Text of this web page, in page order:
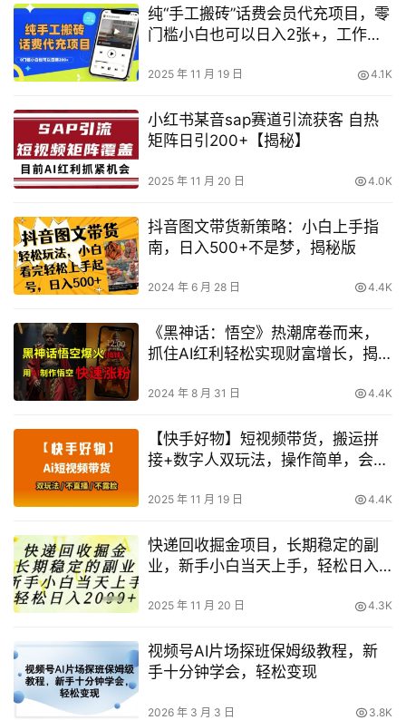
纯“手工搬砖”话费会员代充项目，零
门槛小白也可以日入2张+，工作室
2025 年 11 月 19 日 4.1K
小红书某音sap赛道引流获客 自热
矩阵日引200+【揭秘】
2025 年 11 月 20 日 4.0K
抖音图文带货新策略：小白上手指
南，日入500+不是梦，揭秘版
2024 年 6 月 28 日 4.4K
《黑神话：悟空》热潮席卷而来，
抓住AI红利轻松实现财富增长，揭
2024 年 8 月 31 日 4.4K
【快手好物】短视频带货，搬运拼
接+数字人双玩法，操作简单，会玩
2025 年 11 月 19 日 4.4K
快递回收掘金项目，长期稳定的副
业，新手小白当天上手，轻松日入
2025 年 11 月 20 日 4.3K
视频号AI片场探班保姆级教程，新
手十分钟学会，轻松变现
2026 年 3 月 3 日 3.8K